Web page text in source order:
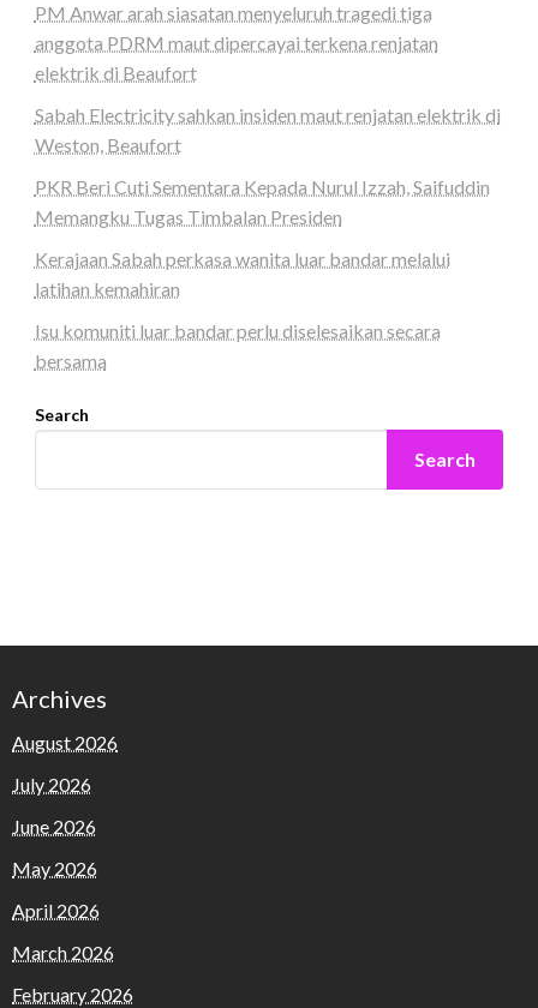
PM Anwar arah siasatan menyeluruh tragedi tiga
anggota PDRM maut dipercayai terkena renjatan
elektrik di Beaufort
Sabah Electricity sahkan insiden maut renjatan elektrik di
Weston, Beaufort
PKR Beri Cuti Sementara Kepada Nurul Izzah, Saifuddin
Memangku Tugas Timbalan Presiden
Kerajaan Sabah perkasa wanita luar bandar melalui
latihan kemahiran
Isu komuniti luar bandar perlu diselesaikan secara
bersama
Search
Search
Archives
August 2026
July 2026
June 2026
May 2026
April 2026
March 2026
February 2026